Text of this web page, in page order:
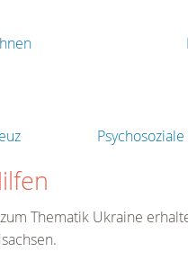
Thematik Ukraine